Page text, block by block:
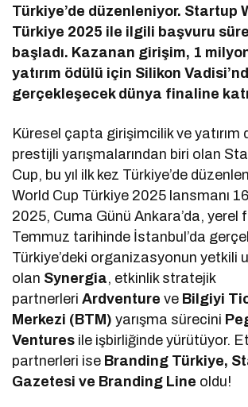
Türkiye’de düzenleniyor. Startup
Türkiye 2025 ile ilgili başvuru
başladı. Kazanan girişim, 1
yatırım ödülü için Silikon
gerçekleşecek dünya finaline
Küresel çapta girişimcilik ve yatırım
prestijli yarışmalarından biri olan
Cup, bu yıl ilk kez Türkiye’de
World Cup Türkiye 2025 lansmanı
2025, Cuma Günü Ankara’da, yerel
Temmuz tarihinde İstanbul’da
Türkiye’deki organizasyonun yetkili
olan Synergia, etkinlik stratejik
partnerleri Ardventureve Bilgiyi
Merkezi (BTM)yarışma sürecini
Ventures ile işbirliğinde yürütüyor.
partnerleri ise Branding Türkiye,
Gazetesive Branding Line oldu!